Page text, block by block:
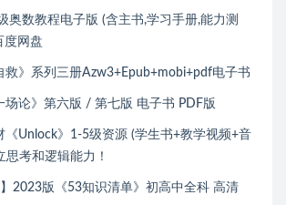
奥数教程电子版 (含主书,学习手册,能力测
度网盘
救》系列三册Azw3+Epub+mobi+pdf电子书
场论》第六版 / 第七版 电子书 PDF版
《Unlock》1-5级资源 (学生书+教学视频+音
考和逻辑能力！
】2023版《53知识清单》初高中全科 高清